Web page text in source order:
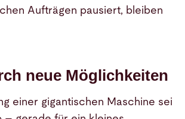
Aufträgen pausiert, bleiben
neue Möglichkeiten
einer gigantischen Maschine sei